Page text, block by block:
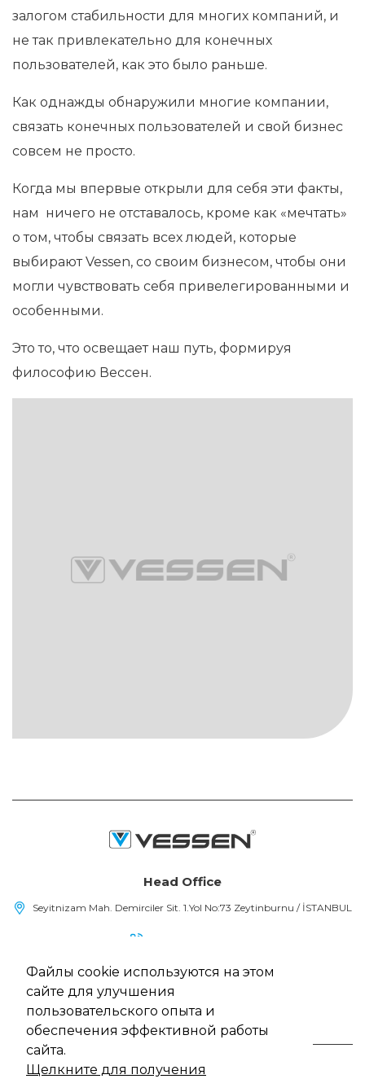
Файлы cookie используются на этом
сайте для улучшения
пользовательского опыта и
обеспечения эффективной работы
сайта.
Щелкните для получения
залогом стабильности для многих компаний, и
не так привлекательно для конечных
пользователей, как это было раньше.
Как однажды обнаружили многие компании,
связать конечных пользователей и свой бизнес
совсем не просто.
Когда мы впервые открыли для себя эти факты,
нам ничего не отставалось, кроме как «мечтать»
о том, чтобы связать всех людей, которые
выбирают Vessen, со своим бизнесом, чтобы они
могли чувствовать себя привелегированными и
особенными.
Это то, что освещает наш путь, формируя
философию Вессен.
Head Office
Seyitnizam Mah. Demirciler Sit. 1.Yol No:73 Zeytinburnu / İSTANBUL
info@vessen.com
Vessen, Все права защищены